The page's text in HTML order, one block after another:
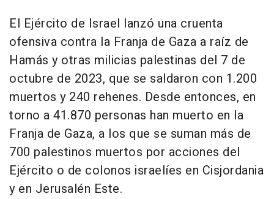
El Ejército de Israel lanzó una cruenta
ofensiva contra la Franja de Gaza a raíz de
Hamás y otras milicias palestinas del 7 de
octubre de 2023, que se saldaron con 1.200
muertos y 240 rehenes. Desde entonces, en
torno a 41.870 personas han muerto en la
Franja de Gaza, a los que se suman más de
700 palestinos muertos por acciones del
Ejército o de colonos israelíes en Cisjordania
y en Jerusalén Este.